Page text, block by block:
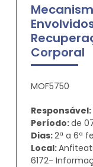
Corporal
MOF5750
Responsável:
Período:de
Dias:2ª a 6ª
Local:
6172-